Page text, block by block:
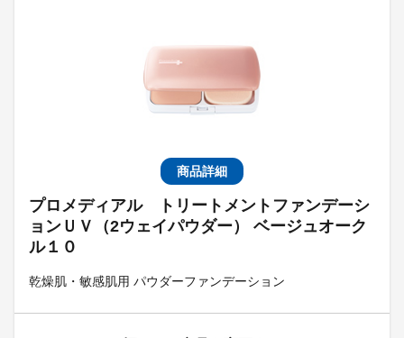
商品詳細
プロメディアル トリートメントファンデーシ
ョンＵＶ（2ウェイパウダー） ベージュオーク
ル１０
乾燥肌・敏感肌用 パウダーファンデーション